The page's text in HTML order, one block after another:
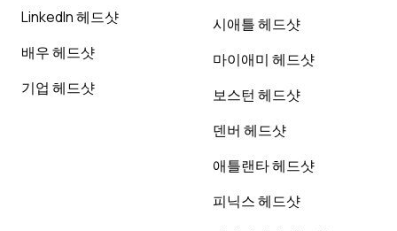
LinkedIn 헤드샷
배우 헤드샷
기업 헤드샷
시애틀 헤드샷
마이애미 헤드샷
보스턴 헤드샷
덴버 헤드샷
애틀랜타 헤드샷
피닉스 헤드샷